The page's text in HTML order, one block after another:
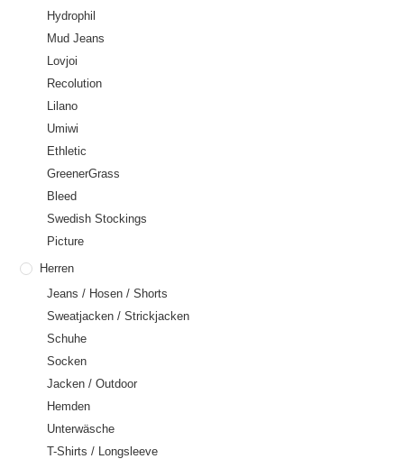
Hydrophil
Mud Jeans
Lovjoi
Recolution
Lilano
Umiwi
Ethletic
GreenerGrass
Bleed
Swedish Stockings
Picture
Herren
Jeans / Hosen / Shorts
Sweatjacken / Strickjacken
Schuhe
Socken
Jacken / Outdoor
Hemden
Unterwäsche
T-Shirts / Longsleeve